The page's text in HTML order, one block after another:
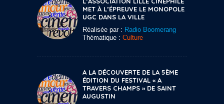
MET À L’ÉPREUVE LE MONOPOLE
UGC DANS LA VILLE
Réalisée par : Radio Boomerang
Thématique : Culture
A LA DÉCOUVERTE DE LA 5ÈME
ÉDITION DU FESTIVAL « A
TRAVERS CHAMPS » DE SAINT
AUGUSTIN